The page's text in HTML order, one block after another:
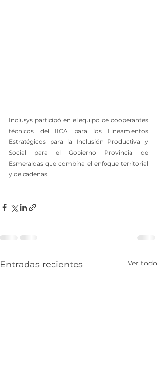
Inclusys participó en el equipo de cooperantes
técnicos del IICA para los Lineamientos
Estratégicos para la Inclusión Productiva y
Social para el Gobierno Provincia de
Esmeraldas que combina el enfoque territorial
y de cadenas.
Entradas recientes Ver todo